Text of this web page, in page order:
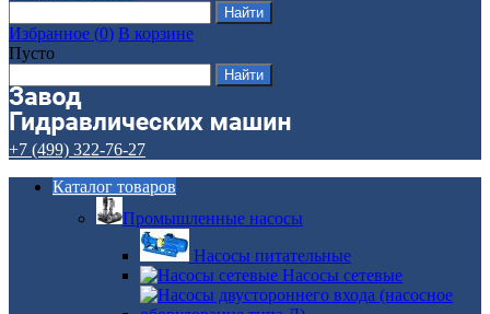
Избранное (0) В корзине
Пусто
+7 (499) 322-76-27
Каталог товаров
Промышленные насосы
Насосы питательные
Насосы сетевые